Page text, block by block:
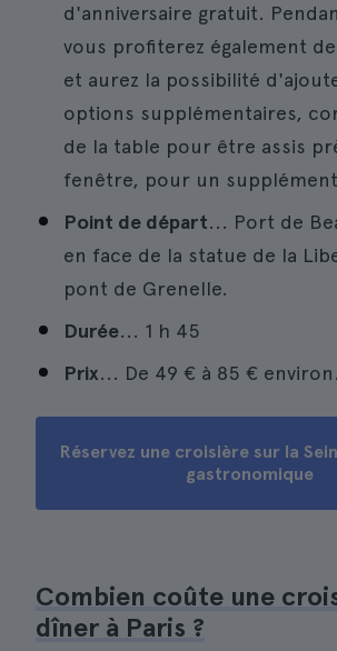
d'anniversaire gratuit.
vous profiterez également
et aurez la possibilité
options supplémentaires,
de la table pour être assis
fenêtre, pour un
Point de départ... Port de
en face de la statue de la
pont de Grenelle.
Durée... 1 h 45
Prix... De 49 € à 85 € environ.
Réservez une croisière sur la
gastronomique
Combien coûte une
dîner à Paris ?